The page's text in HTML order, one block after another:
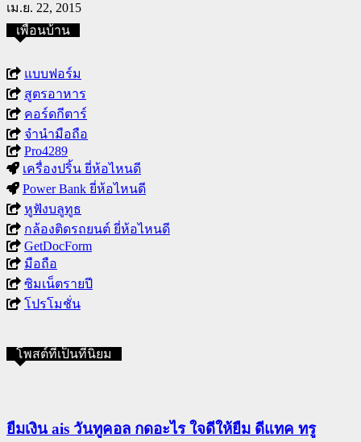
เม.ย. 22, 2015
เพื่อนบ้าน
แบบฟอร์ม
สูตรอาหาร
คอร์ดกีตาร์
จำนำมือถือ
Pro4289
เครื่องปริ้น ยี่ห้อไหนดี
Power Bank ยี่ห้อไหนดี
หูฟังบลูทูธ
กล้องติดรถยนต์ ยี่ห้อไหนดี
GetDocForm
มือถือ
ซิมเน็ตรายปี
โปรโมชั่น
โพสต์ที่เป็นที่นิยม
ยืมเงิน ais วันทูคอล กดอะไร ใจดีให้ยืม ดีแทค ทรู